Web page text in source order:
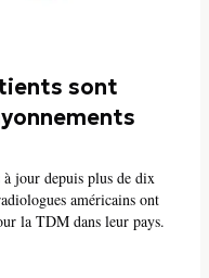
sont
à jour depuis plus de dix
américains ont
la TDM dans leur pays.